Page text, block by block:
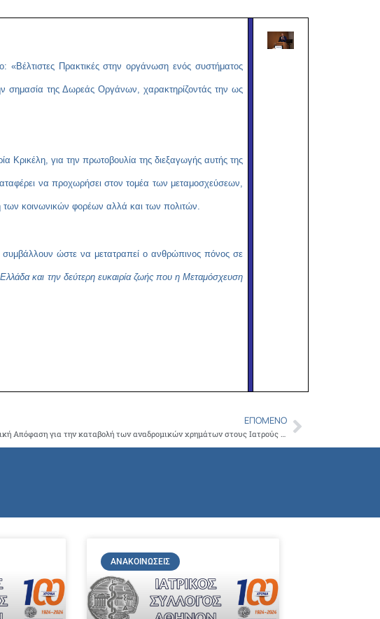
Πρακτικές στην οργάνωση ενός συστήματος
της Δωρεάς Οργάνων, χαρακτηρίζοντάς την ως
για την πρωτοβουλία της διεξαγωγής αυτής της
να προχωρήσει στον τομέα των μεταμοσχεύσεων,
κοινωνικών φορέων αλλά και των πολιτών.
ώστε να μετατραπεί ο ανθρώπινος πόνος σε
και την δεύτερη ευκαιρία ζωής που η Μεταμόσχευση
ΕΠΌΜΕΝΟNext
ΑΝΑΚΟΙΝΏΣΕΙΣ